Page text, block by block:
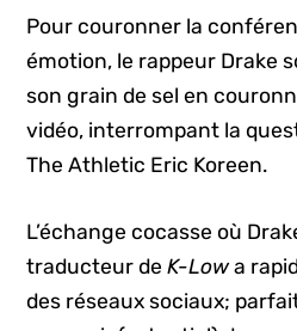
Pour couronner la
émotion, le rappeur Drake
son grain de sel en
vidéo, interrompant la
The Athletic Eric Koreen.
L’échange cocasse où
traducteur deK-Lowa
des réseaux sociaux;